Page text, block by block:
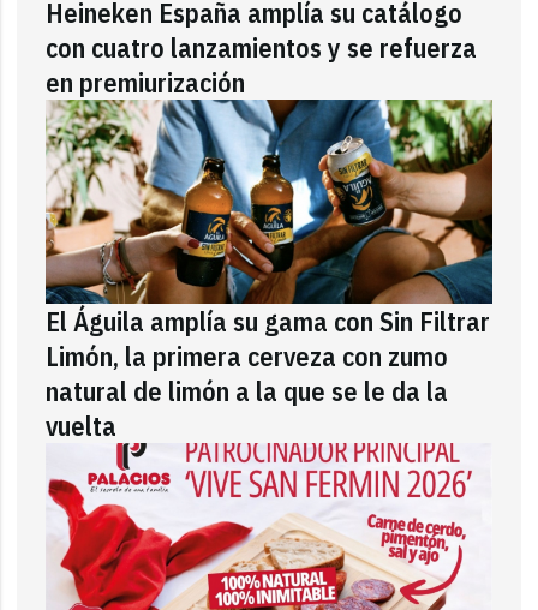
Heineken España amplía su catálogo
con cuatro lanzamientos y se refuerza
en premiurización
El Águila amplía su gama con Sin Filtrar
Limón, la primera cerveza con zumo
natural de limón a la que se le da la
vuelta